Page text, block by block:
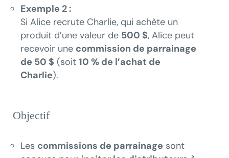
Exemple 2 :
Si Alice recrute Charlie, qui achète un
produit d’une valeur de 500 $, Alice peut
recevoir une commission de parrainage
de 50 $ (soit 10 % de l’achat de
Charlie).
Objectif
Les commissions de parrainage sont